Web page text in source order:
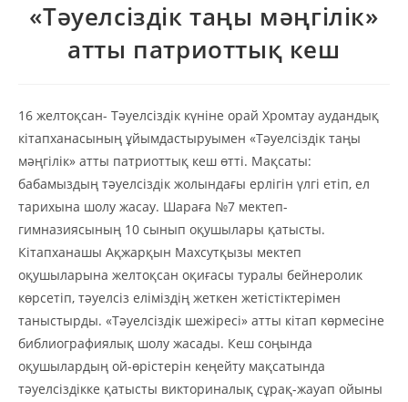
«Тәуелсіздік таңы мәңгілік»
атты патриоттық кеш
16 желтоқсан- Тәуелсіздік күніне орай Хромтау аудандық
кітапханасының ұйымдастыруымен «Тәуелсіздік таңы
мәңгілік» атты патриоттық кеш өтті. Мақсаты:
бабамыздың тәуелсіздік жолындағы ерлігін үлгі етіп, ел
тарихына шолу жасау. Шараға №7 мектеп-
гимназиясының 10 сынып оқушылары қатысты.
Кітапханашы Ақжарқын Махсутқызы мектеп
оқушыларына желтоқсан оқиғасы туралы бейнеролик
көрсетіп, тәуелсіз еліміздің жеткен жетістіктерімен
таныстырды. «Тәуелсіздік шежіресі» атты кітап көрмесіне
библиографиялық шолу жасады. Кеш соңында
оқушылардың ой-өрістерін кеңейту мақсатында
тәуелсіздікке қатысты викториналық сұрақ-жауап ойыны